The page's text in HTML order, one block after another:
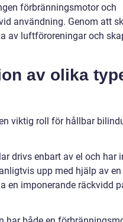
förbränningsmotor och
användning. Genom att
av luftföroreningar och
av olika
viktig roll för hållbar
drivs enbart av el och har
upp med hjälp av en
en imponerande räckvidd